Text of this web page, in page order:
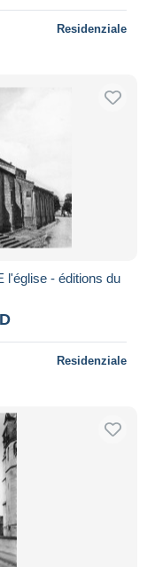
Residenziale
l'église - éditions du
Residenziale